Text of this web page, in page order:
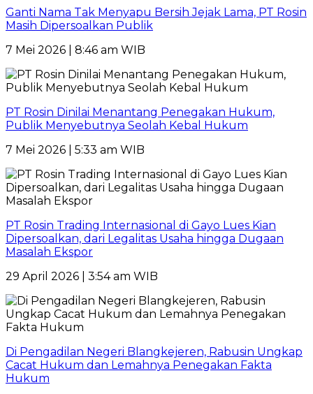
Ganti Nama Tak Menyapu Bersih Jejak Lama, PT Rosin
Masih Dipersoalkan Publik
7 Mei 2026 | 8:46 am WIB
PT Rosin Dinilai Menantang Penegakan Hukum,
Publik Menyebutnya Seolah Kebal Hukum
7 Mei 2026 | 5:33 am WIB
PT Rosin Trading Internasional di Gayo Lues Kian
Dipersoalkan, dari Legalitas Usaha hingga Dugaan
Masalah Ekspor
29 April 2026 | 3:54 am WIB
Di Pengadilan Negeri Blangkejeren, Rabusin Ungkap
Cacat Hukum dan Lemahnya Penegakan Fakta
Hukum